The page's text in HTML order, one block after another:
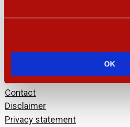
OK
Sitemap
Informatie voor…
Actueel
Contact
Disclaimer
Privacy statement